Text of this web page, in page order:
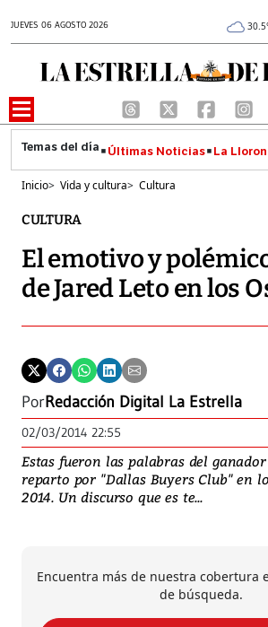
JUEVES 06 AGOSTO 2026
Últimas Noticias La
Inicio> Vida y cultura> Cultura
CULTURA
El emotivo y
de Jared Leto en los
PorRedacción Digital La Estrella
02/03/2014 22:55
Estas fueron las palabras del
reparto por "Dallas Buyers Club" en
2014. Un discurso que es te...
Encuentra más de nuestra cobertura
de búsqueda.